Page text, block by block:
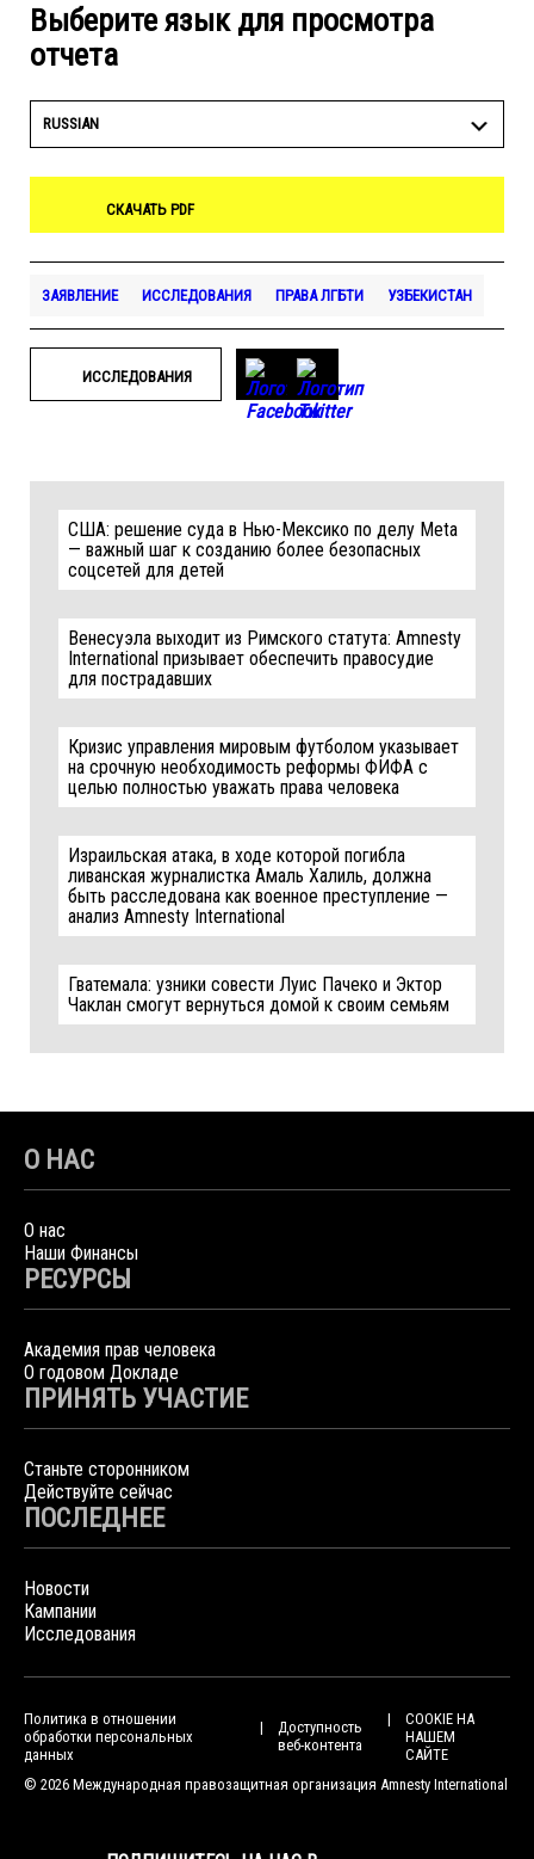
Выберите язык для просмотра
отчета
RUSSIAN
СКАЧАТЬ PDF
ЗАЯВЛЕНИЕ ИССЛЕДОВАНИЯ ПРАВА ЛГБТИ УЗБЕКИСТАН
ИССЛЕДОВАНИЯ
США: решение суда в Нью-Мексико по делу Meta
— важный шаг к созданию более безопасных
соцсетей для детей
Венесуэла выходит из Римского статута: Amnesty
International призывает обеспечить правосудие
для пострадавших
Кризис управления мировым футболом указывает
на срочную необходимость реформы ФИФА с
целью полностью уважать права человека
Израильская атака, в ходе которой погибла
ливанская журналистка Амаль Халиль, должна
быть расследована как военное преступление —
анализ Amnesty International
Гватемала: узники совести Луис Пачеко и Эктор
Чаклан смогут вернуться домой к своим семьям
О НАС
О нас
Наши Финансы
РЕСУРСЫ
Академия прав человека
О годовом Докладе
ПРИНЯТЬ УЧАСТИЕ
Станьте сторонником
Действуйте сейчас
ПОСЛЕДНЕЕ
Новости
Кампании
Исследования
Политика в отношении
обработки персональных
данных
Доступность
веб-контента
COOKIE НА
НАШЕМ
САЙТЕ
© 2026 Международная правозащитная организация Amnesty International